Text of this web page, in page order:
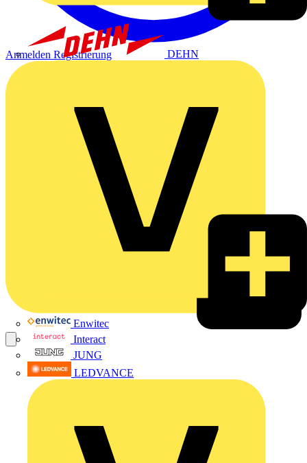
DEHN
Enwitec
Interact
JUNG
LEDVANCE
Anmelden Registrierung